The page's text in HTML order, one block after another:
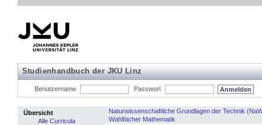
Studienhandbuch der JKU Linz
Benutzername Passwort
Übersicht
Alle Curricula
Naturwissenschaftliche Grundlagen der Technik
Wahlfächer Mathematik